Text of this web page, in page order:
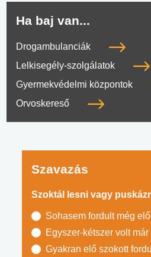
Ha baj van...
Drogambulanciák
Lelkisegély-szolgálatok
Gyermekvédelmi központok
Orvoskereső
Szavazás
Szoktál lesni vagy
Sohasem fordult még
Egyszer-kétszer volt már
Gyakran elő szokott